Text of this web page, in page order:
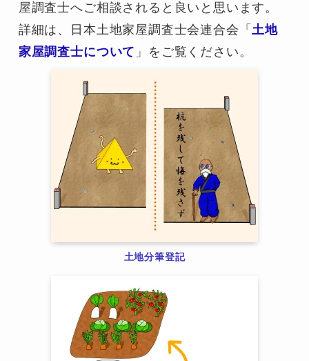
屋調査士へご相談されると良いと思います。
詳細は、日本土地家屋調査士会連合会「土地
家屋調査士について 」をご覧ください。
土地分筆登記